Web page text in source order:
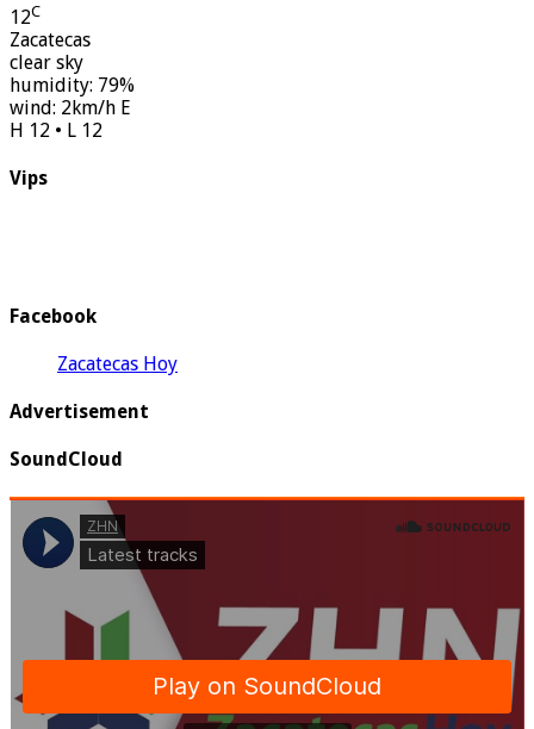
12C
Zacatecas
clear sky
humidity: 79%
wind: 2km/h E
H 12 • L 12
Vips
Facebook
Zacatecas Hoy
Advertisement
SoundCloud